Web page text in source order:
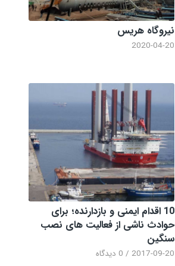
نیروگاه هریس
2020-04-20
10 اقدام ایمنی و بازدارنده؛ برای
حوادث ناشی از فعالیت های نصب
سنگین
2017-09-20
/ 0 دیدگاه